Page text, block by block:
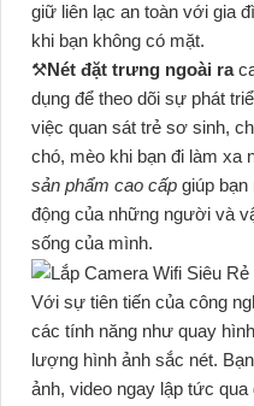
giữ liên lạc an toàn với gia
khi bạn không có mặt.
⚒Nét đặt trưng ngoài ra
dụng để theo dõi sự phát
việc quan sát trẻ sơ sinh,
chó, mèo khi bạn đi làm xa
sản phẩm cao cấp giúp bạn
động của những người và
sống của mình.
Với sự tiên tiến của công
các tính năng như quay
lượng hình ảnh sắc nét.
ảnh, video ngay lập tức